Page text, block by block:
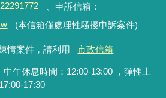
、申訴信箱 ：
(本信箱僅處理性騷擾申訴案件)
情案件，請利用 市政信箱
午休息時間：12:00-13:00 ，彈性上
17:30